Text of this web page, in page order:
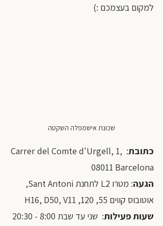
למקום בעצמכם :)
שכונת אישמפלה השקטה
כתובת : Carrer del Comte d'Urgell, 1,
08011 Barcelona
הגעה
: מטרו L2 לתחנת Sant Antoni,
אוטובוס קווים 55, 120, H16, D50, V11
שעות פעילות:  שני עד שבת 8:00 - 20:30